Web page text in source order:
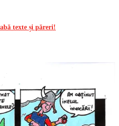
texte și păreri!